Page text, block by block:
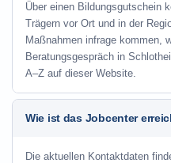
Über einen Bildungsgutschein
Trägern vor Ort und in der
Maßnahmen infrage kommen,
Beratungsgespräch in
A–Z auf dieser Website.
Wie ist das Jobcenter
Die aktuellen Kontaktdaten